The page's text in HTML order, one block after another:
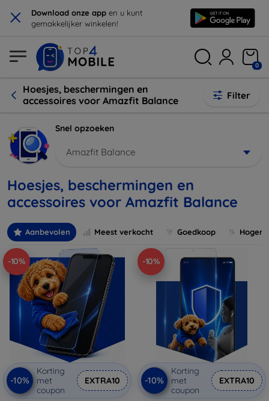
× Download onze app en u kunt
gemakkelijker winkelen!
0
Hoesjes, beschermingen en
accessoires voor Amazfit Balance
Filter
Snel opzoeken
Amazfit Balance
Hoesjes, beschermingen en
accessoires voor Amazfit Balance
Aanbevolen Meest verkocht Goedkoop
-10%
-10%
Korting
met
coupon
EXTRA10
-10%
-10%
Korting
met
coupon
EXTRA10